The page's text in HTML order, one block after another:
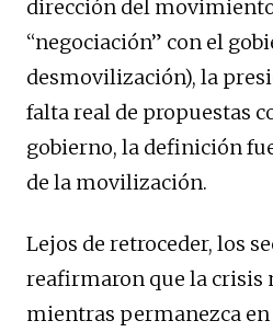
dirección del
“negociación” con el
desmovilización), la
falta real de propuestas
gobierno, la definición
de la movilización.
Lejos de retroceder, los
reafirmaron que la crisis
mientras permanezca